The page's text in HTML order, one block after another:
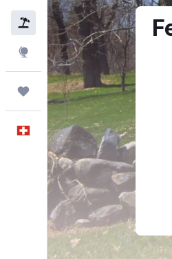
Pauschalreisen
FERIEN
Explore
Trips
Deutsch